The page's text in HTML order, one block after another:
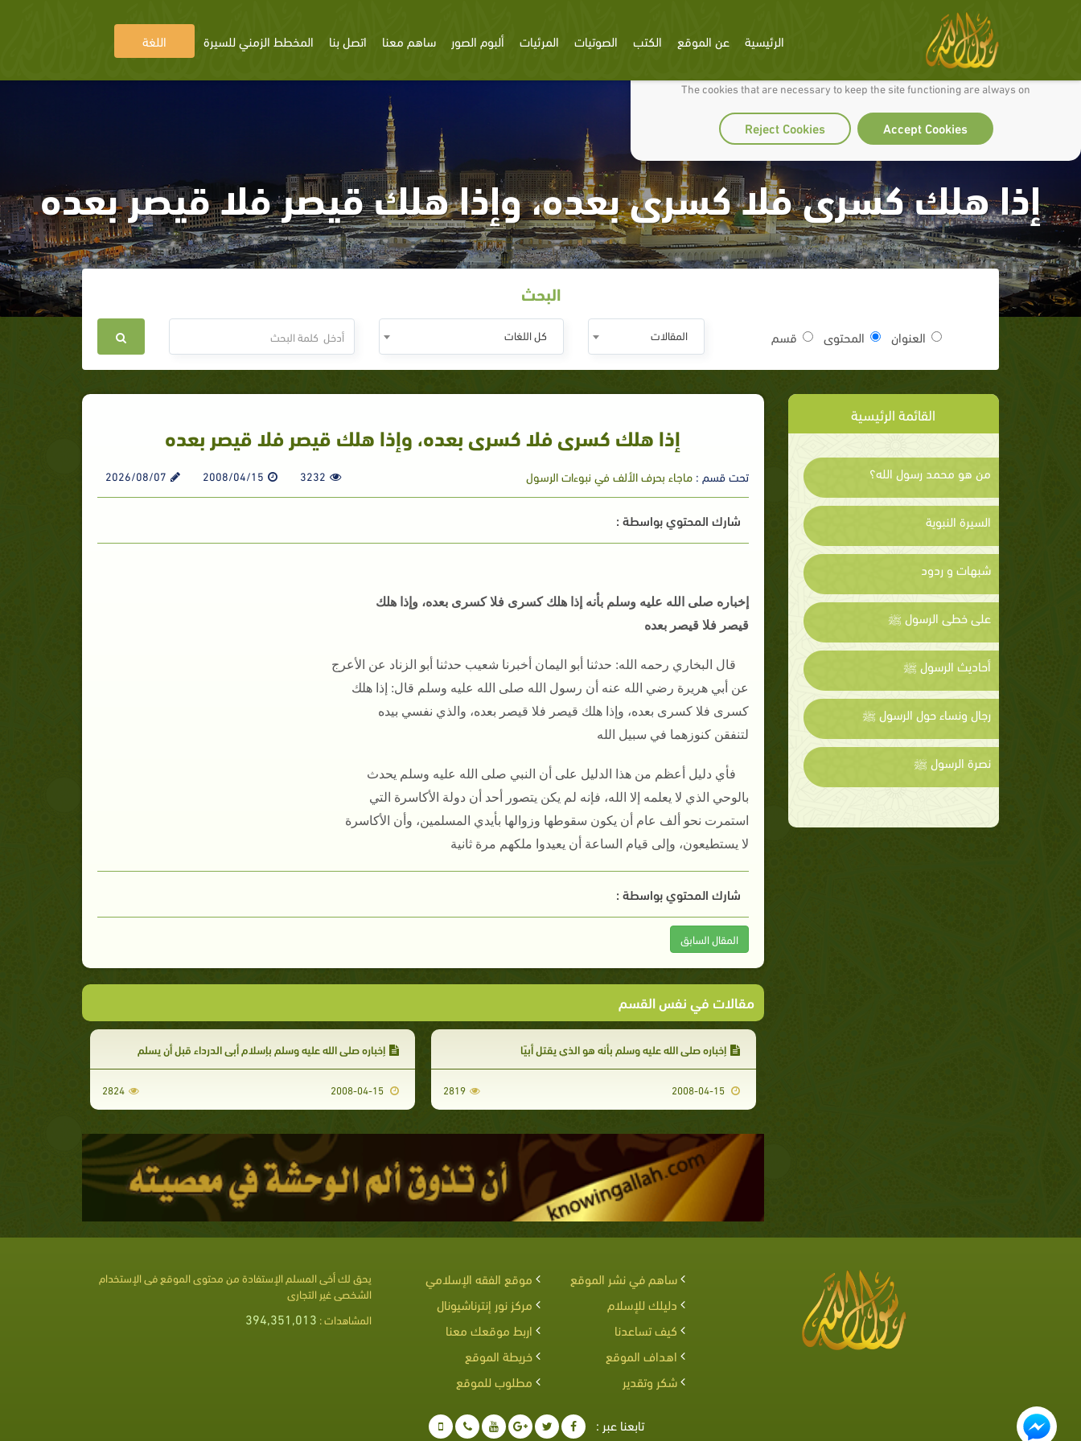
We use cookies to make our site work well for you and so we can continually improve it.
The cookies that are necessary to keep the site functioning are always on
Accept Cookies
Reject Cookies
الرئيسية عن الموقع الكتب الصوتيات المرئيات ألبوم الصور ساهم معنا اتصل بنا المخطط الزمني للسيرة اللغة
إذا هلك كسرى فلا كسرى بعده، وإذا هلك قيصر فلا قيصر بعده
البحث
العنوان المحتوى قسم المقالات كل اللغات
القائمة الرئيسية
من هو محمد رسول الله؟
السيرة النبوية
شبهات و ردود
على خطى الرسول ﷺ
أحاديث الرسول ﷺ
رجال ونساء حول الرسول ﷺ
نصرة الرسول ﷺ
إذا هلك كسرى فلا كسرى بعده، وإذا هلك قيصر فلا قيصر بعده
تحت قسم :ماجاء بحرف الألف في نبوءات الرسول 3232
2008/04/15
2026/08/07
شارك المحتوي بواسطة :
إخباره صلى الله عليه وسلم بأنه إذا هلك كسرى فلا كسرى بعده، وإذا هلك
قيصر فلا قيصر بعده
قال البخاري رحمه الله: حدثنا أبو اليمان أخبرنا شعيب حدثنا أبو الزناد عن الأعرج
عن أبي هريرة رضي الله عنه أن رسول الله صلى الله عليه وسلم قال: إذا هلك
كسرى فلا كسرى بعده، وإذا هلك قيصر فلا قيصر بعده، والذي نفسي بيده
لتنفقن كنوزهما في سبيل الله
فأي دليل أعظم من هذا الدليل على أن النبي صلى الله عليه وسلم يحدث
بالوحي الذي لا يعلمه إلا الله، فإنه لم يكن يتصور أحد أن دولة الأكاسرة التي
استمرت نحو ألف عام أن يكون سقوطها وزوالها بأيدي المسلمين، وأن الأكاسرة
لا يستطيعون، وإلى قيام الساعة أن يعيدوا ملكهم مرة ثانية
شارك المحتوي بواسطة :
المقال السابق
مقالات في نفس القسم
إخباره صلى الله عليه وسلم بأنه هو الذي يقتل أبيًا
2008-04-15
2819
إخباره صلى الله عليه وسلم بإسلام أبي الدرداء قبل أن يسلم
2008-04-15
2824
ساهم في نشر الموقع
موقع الفقه الإسلامي
دليلك للإسلام
مركز نور إنترناشيونال
كيف تساعدنا
اربط موقعك معنا
اهداف الموقع
خريطة الموقع
شكر وتقدير
مطلوب للموقع
يحق لك أخى المسلم الإستفادة من محتوى الموقع فى الإستخدام
الشخصى غير التجارى
المشاهدات : 394,351,013
تابعنا عبر :